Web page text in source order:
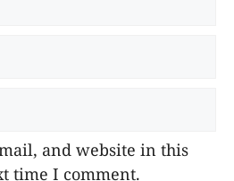
and website in this